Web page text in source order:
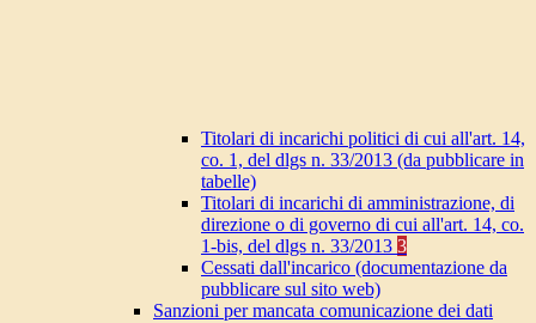
Titolari di incarichi politici di cui all'art. 14,
co. 1, del dlgs n. 33/2013 (da pubblicare in
tabelle)
Titolari di incarichi di amministrazione, di
direzione o di governo di cui all'art. 14, co.
1-bis, del dlgs n. 33/2013 3
Cessati dall'incarico (documentazione da
pubblicare sul sito web)
Sanzioni per mancata comunicazione dei dati